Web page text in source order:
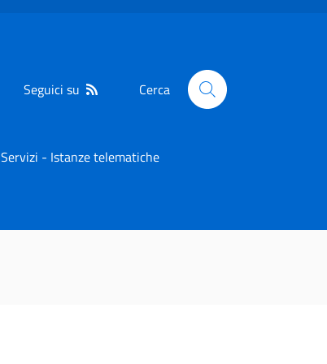
Seguici su Cerca
Servizi - Istanze telematiche